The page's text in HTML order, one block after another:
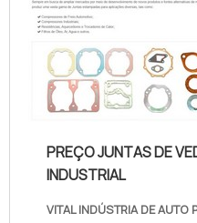
PREÇO JUNTAS DE
INDUSTRIAL
VITAL INDÚSTRIA DE AUTO